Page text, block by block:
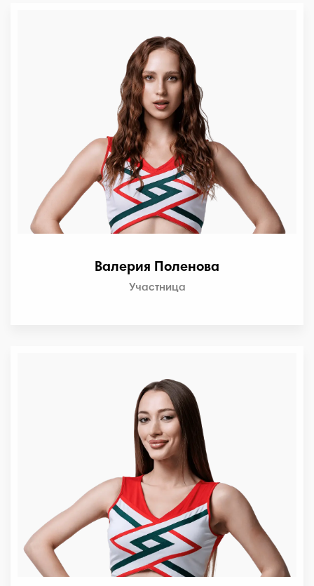
Валерия Поленова
Участница